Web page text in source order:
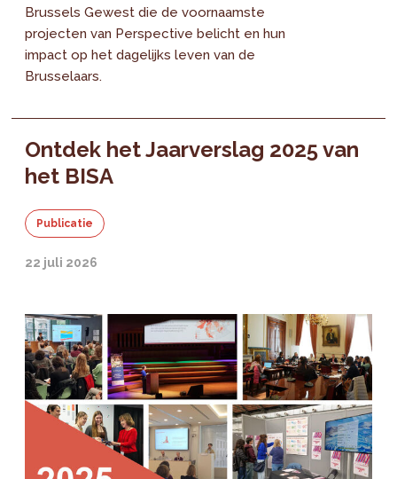
Brussels Gewest die de voornaamste
projecten van Perspective belicht en hun
impact op het dagelijks leven van de
Brusselaars.
Ontdek het Jaarverslag 2025 van
het BISA
Publicatie
22 juli 2026